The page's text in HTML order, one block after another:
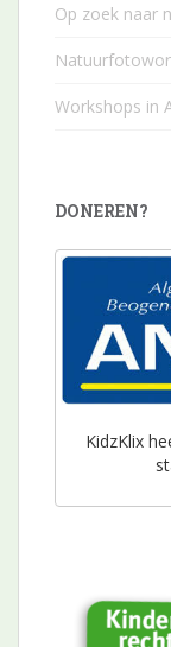
Op zoek naar
Workshops in
DONEREN?
KidzKlix